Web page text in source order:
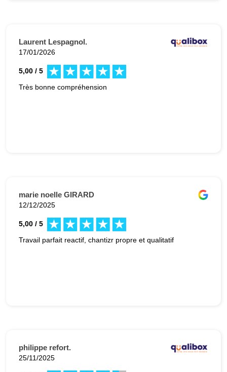
Laurent Lespagnol.
17/01/2026
5,00 / 5
Très bonne compréhension
marie noelle GIRARD
12/12/2025
5,00 / 5
Travail parfait reactif, chantizr propre et qualitatif
philippe refort.
25/11/2025